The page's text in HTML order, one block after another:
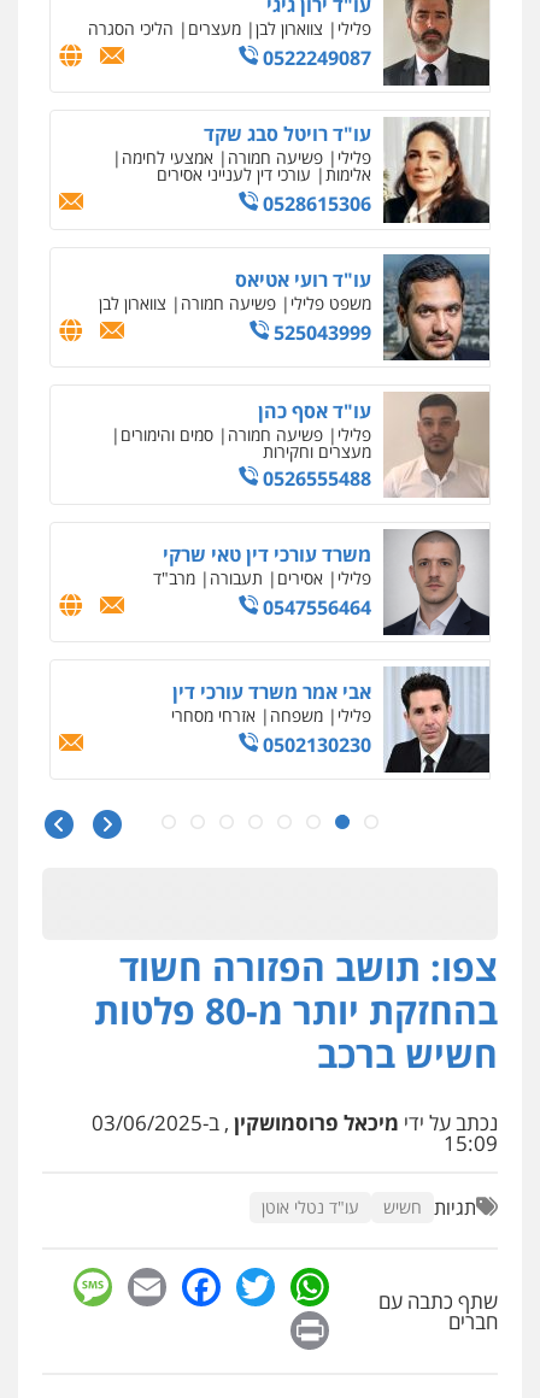
פלילי צווארון לבן מעצרים הליכי הסגרה
0522249087
עו"ד רויטל סבג שקד
פלילי פשיעה חמורה אמצעי לחימה
אלימות עורכי דין לענייני אסירים
0528615306
עו"ד רועי אטיאס
משפט פלילי פשיעה חמורה צווארון לבן
525043999
עו"ד אסף כהן
פלילי פשיעה חמורה סמים והימורים
מעצרים וחקירות
0526555488
משרד עורכי דין טאי שרקי
פלילי אסירים תעבורה מרב"ד
0547556464
אבי אמר משרד עורכי דין
פלילי משפחה אזרחי מסחרי
0502130230
חליל ביאדי – משרד עורכי דין
עו"ד איהאב זבידאת
פלילי פשיעה חמורה ארגוני פשע
המתה עבירות מין
0509930581
פלילי תעבורה
ומעצרים אסירים נוער
0525914163
צפו: תושב הפזורה חשוד
בהחזקת יותר מ-80 פלטות
חשיש ברכב
נכתב על ידי מיכאל פרוסמושקין , ב-03/06/2025
15:09
תגיות חשיש עו"ד נטלי אוטן
שתף כתבה עם
חברים
WhatsApp
Twitter
Facebook
Email